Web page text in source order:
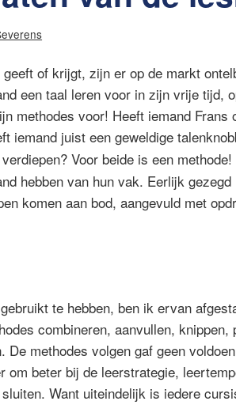
of krijgt, zijn er op de markt
een taal leren voor in zijn vrije tijd,
methodes voor! Heeft iemand
iemand juist een geweldige
verdiepen? Voor beide is een
hebben van hun vak. Eerlijk
komen aan bod, aangevuld met
te hebben, ben ik ervan
combineren, aanvullen,
De methodes volgen gaf geen
om beter bij de leerstrategie,
Want uiteindelijk is iedere